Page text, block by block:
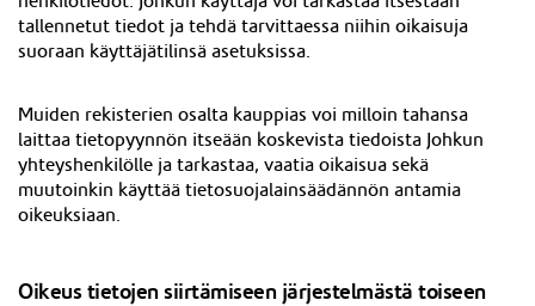
tallennetut tiedot ja tehdä tarvittaessa niihin oikaisuja
suoraan käyttäjätilinsä asetuksissa.
Muiden rekisterien osalta kauppias voi milloin tahansa
laittaa tietopyynnön itseään koskevista tiedoista Johkun
yhteyshenkilölle ja tarkastaa, vaatia oikaisua sekä
muutoinkin käyttää tietosuojalainsäädännön antamia
oikeuksiaan.
Oikeus tietojen siirtämiseen järjestelmästä toiseen